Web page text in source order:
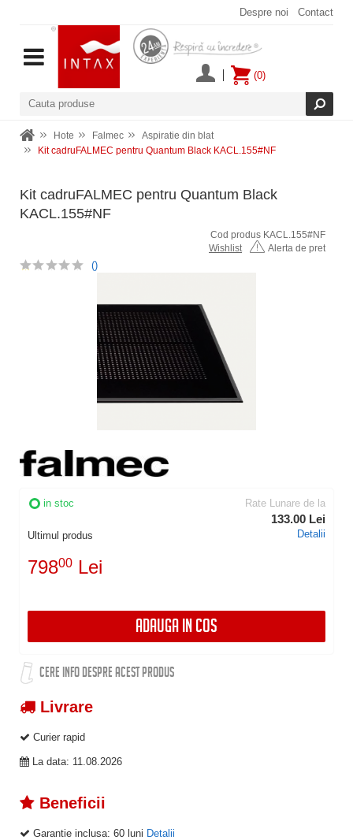
Despre noi Contact
(0)
Hote Falmec
Aspiratie din blat
Kit cadruFALMEC pentru Quantum Black KACL.155#NF
Kit cadruFALMEC pentru Quantum Black
KACL.155#NF
Cod produs KACL.155#NF
Wishlist
Alerta de pret
()
in stoc
Ultimul produs
79800 Lei
Rate Lunare de la
133.00 Lei
Detalii
ADAUGA IN COS
CERE INFO DESPRE ACEST PRODUS
Livrare
Curier rapid
La data: 11.08.2026
Beneficii
Garantie inclusa: 60 luni Detalii